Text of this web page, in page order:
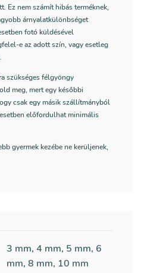
Ez nem számít hibás terméknek,
árnyalatkülönbséget
fotó küldésével
e az adott szín, vagy esetleg
szükséges félgyöngy
meg, mert egy későbbi
csak egy másik szállítmányból
előfordulhat minimális
gyermek kezébe ne kerüljenek,
3 mm, 4 mm, 5 mm, 6
mm, 8 mm, 10 mm